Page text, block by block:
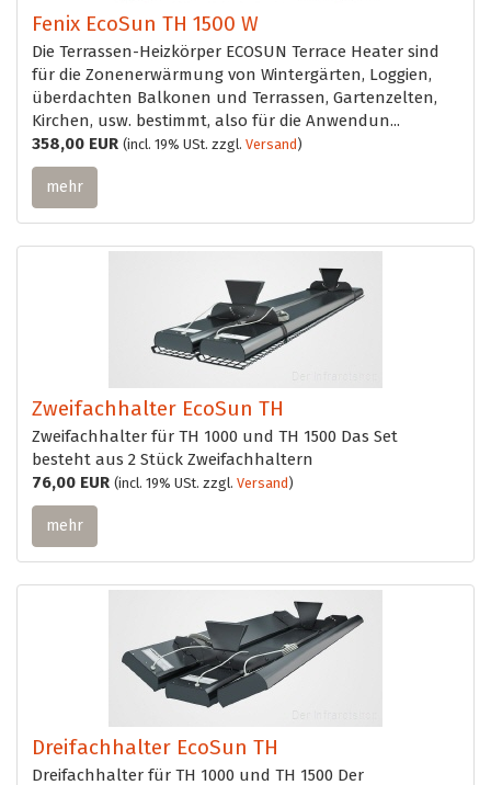
Fenix EcoSun TH 1500 W
Die Terrassen-Heizkörper ECOSUN Terrace Heater sind
für die Zonenerwärmung von Wintergärten, Loggien,
überdachten Balkonen und Terrassen, Gartenzelten,
Kirchen, usw. bestimmt, also für die Anwendun...
358,00 EUR (incl. 19% USt. zzgl. Versand)
mehr
Zweifachhalter EcoSun TH
Zweifachhalter für TH 1000 und TH 1500 Das Set
besteht aus 2 Stück Zweifachhaltern
76,00 EUR (incl. 19% USt. zzgl. Versand)
mehr
Dreifachhalter EcoSun TH
Dreifachhalter für TH 1000 und TH 1500 Der